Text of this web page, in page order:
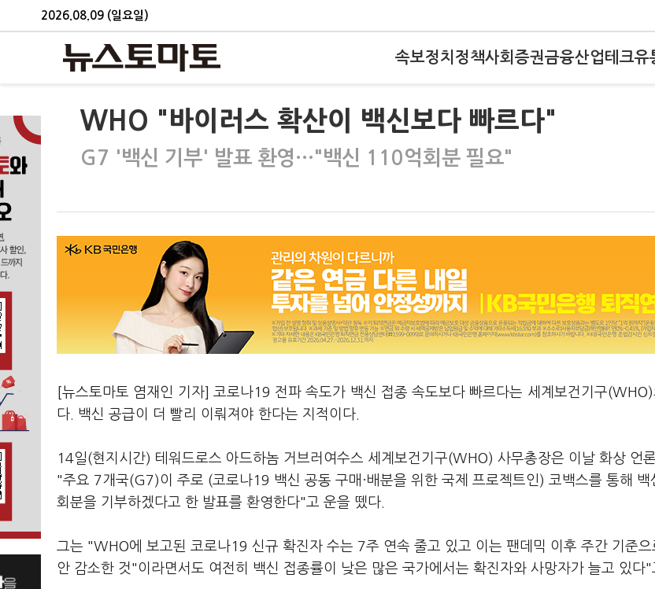
2026.08.09 (일요일)
속보정치 정책사회 증권금융산업테크유
WHO "바이러스 확산이 백신보다 빠르다"
G7 '백신 기부' 발표 환영…"백신 110억회분 필요"
[뉴스토마토 염재인 기자] 코로나19 전파 속도가 백신 접종 속도보다 빠르다는 세계보건기구
다. 백신 공급이 더 빨리 이뤄져야 한다는 지적이다.
14일(현지시간) 테워드로스 아드하놈 거브러여수스 세계보건기구(WHO) 사무총장은 이날 화상 언
"주요 7개국(G7)이 주로 (코로나19 백신 공동 구매·배분을 위한 국제 프로젝트인) 코백스를 통해
회분을 기부하겠다고 한 발표를 환영한다"고 운을 뗐다.
그는 "WHO에 보고된 코로나19 신규 확진자 수는 7주 연속 줄고 있고 이는 팬데믹 이후 주간 기준으
안 감소한 것"이라면서도 여전히 백신 접종률이 낮은 많은 국가에서는 확진자와 사망자가 늘고 있다"